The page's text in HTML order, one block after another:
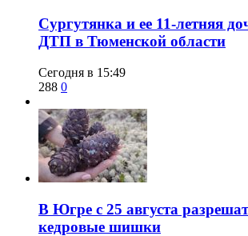
Сургутянка и ее 11-летняя
ДТП в Тюменской области
Сегодня в 15:49
288 0
​В Югре с 25 августа
кедровые шишки